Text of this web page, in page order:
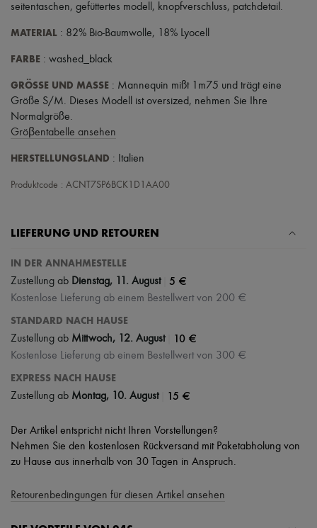
seitentaschen, gefüttertes modell , knopfverschluss, patchdetail .
MATERIAL : 82% Bio-Baumwolle, 18% Lyocell
FARBE : washed_black
GRÖSSE UND MASSE : Mannequin mißt 1m75 und trägt eine
Größe S/M. Dieses Modell ist oversized, nehmen Sie Ihre
Normalgröße.
Gröβentabelle ansehen
HERSTELLUNGSLAND : Italien
Produktcode : ACNT7SP6BCK1D1AA00
LIEFERUNG UND RETOUREN
IN DER ANNAHMESTELLE
Zustellung ab Dienstag, 11. August 5 €
Kostenlose Lieferung ab einem Bestellwert von 200 €
STANDARD NACH HAUSE
Zustellung ab Mittwoch, 12. August 10 €
Kostenlose Lieferung ab einem Bestellwert von 300 €
EXPRESS NACH HAUSE
Zustellung ab Montag, 10. August 15 €
Der Artikel entspricht nicht Ihren Vorstellungen?
Nehmen Sie den kostenlosen Rückversand mit Paketabholung von
zu Hause aus innerhalb von 30 Tagen in Anspruch.
Retourenbedingungen für diesen Artikel ansehen